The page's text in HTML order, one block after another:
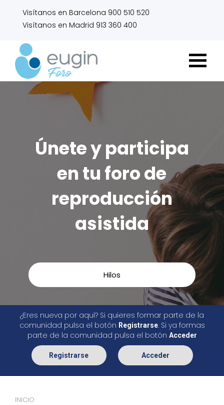
Visítanos en Barcelona 900 510 520
Visítanos en Madrid 913 360 400
Únete y participa
en tu foro de
reproducción
asistida
Hilos
¿Eres nueva por aquí? Si quieres formar parte de la
comunidad pulsa el botón Registrarse. Si ya formas
parte de la comunidad pulsa el botón Acceder
Registrarse Acceder
INICIO